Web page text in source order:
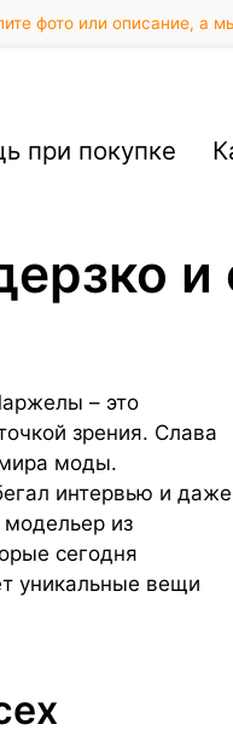
фото или описание, а
при покупке
и
– это
зрения. Слава
моды.
интервью и даже
из
сегодня
уникальные вещи